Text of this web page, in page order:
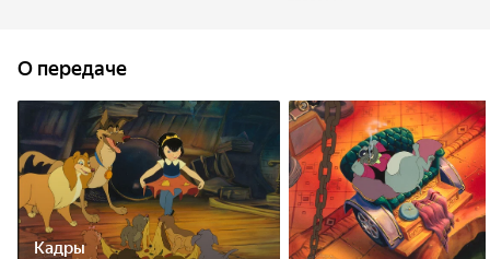
О передаче
Кадры